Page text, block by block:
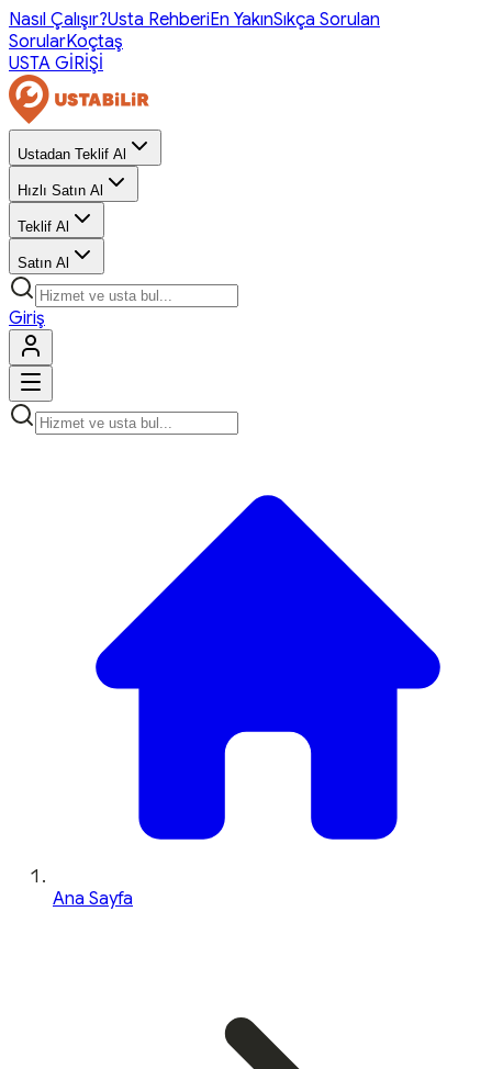
Nasıl Çalışır?Usta RehberiEn YakınSıkça Sorulan
SorularKoçtaş
USTA GİRİŞİ
Ustadan Teklif Al
Hızlı Satın Al
Teklif Al
Satın Al
Giriş
Ana Sayfa